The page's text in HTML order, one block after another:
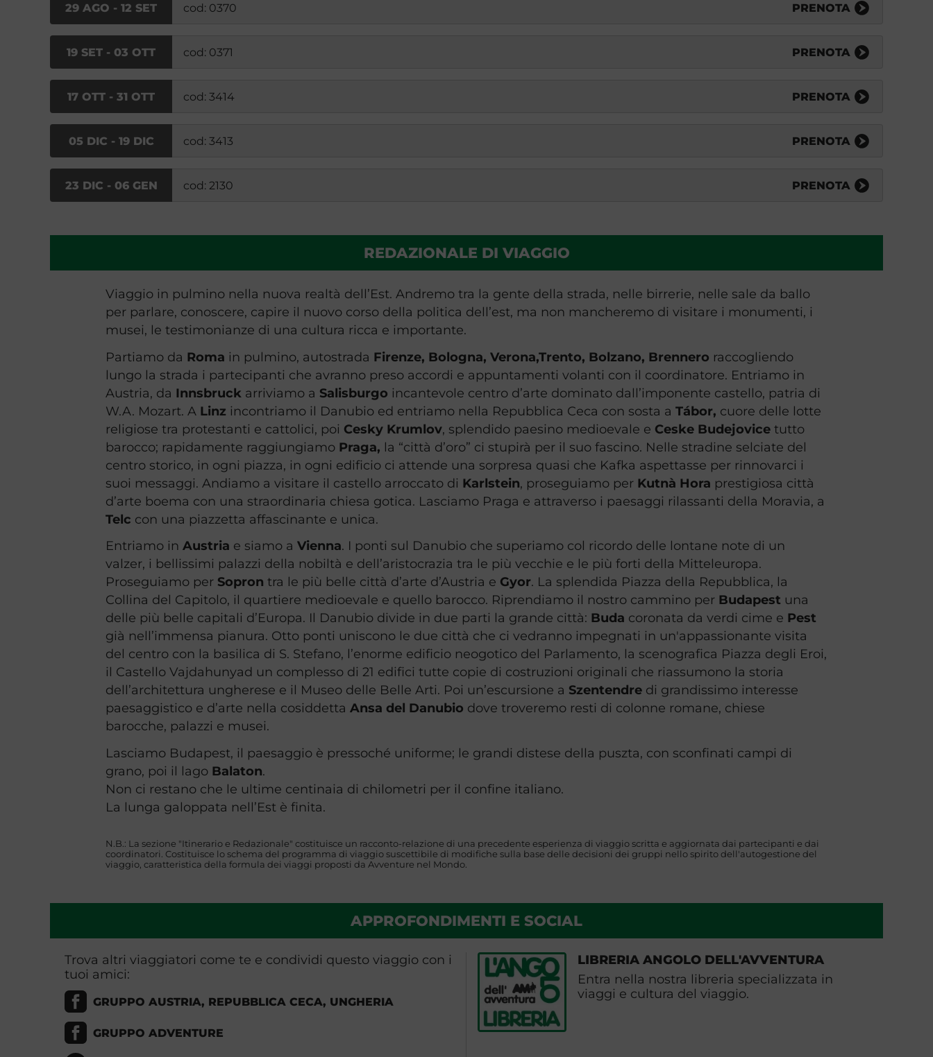
29 AGO - 12 SET cod: 0370 PRENOTA
19 SET - 03 OTT cod: 0371 PRENOTA
17 OTT - 31 OTT cod: 3414 PRENOTA
05 DIC - 19 DIC cod: 3413 PRENOTA
23 DIC - 06 GEN cod: 2130 PRENOTA
REDAZIONALE DI VIAGGIO
Viaggio in pulmino nella nuova realtà dell’Est. Andremo tra la gente della strada, nelle birrerie, nelle sale da ballo
per parlare, conoscere, capire il nuovo corso della politica dell’est, ma non mancheremo di visitare i monumenti, i
musei, le testimonianze di una cultura ricca e importante.
Partiamo da Roma in pulmino, autostrada Firenze, Bologna, Verona,Trento, Bolzano, Brennero raccogliendo
lungo la strada i partecipanti che avranno preso accordi e appuntamenti volanti con il coordinatore. Entriamo in
Austria, da Innsbruck arriviamo a Salisburgo incantevole centro d’arte dominato dall’imponente castello, patria di
W.A. Mozart. A Linz incontriamo il Danubio ed entriamo nella Repubblica Ceca con sosta a Tábor, cuore delle lotte
religiose tra protestanti e cattolici, poi Cesky Krumlov, splendido paesino medioevale e Ceske Budejovice tutto
barocco; rapidamente raggiungiamo Praga, la “città d’oro” ci stupirà per il suo fascino. Nelle stradine selciate del
centro storico, in ogni piazza, in ogni edificio ci attende una sorpresa quasi che Kafka aspettasse per rinnovarci i
suoi messaggi. Andiamo a visitare il castello arroccato di Karlstein, proseguiamo per Kutnà Hora prestigiosa città
d’arte boema con una straordinaria chiesa gotica. Lasciamo Praga e attraverso i paesaggi rilassanti della Moravia, a
Telc con una piazzetta affascinante e unica.
Entriamo in Austria e siamo a Vienna. I ponti sul Danubio che superiamo col ricordo delle lontane note di un
valzer, i bellissimi palazzi della nobiltà e dell’aristocrazia tra le più vecchie e le più forti della Mitteleuropa.
Proseguiamo per Sopron tra le più belle città d’arte d’Austria e Gyor. La splendida Piazza della Repubblica, la
Collina del Capitolo, il quartiere medioevale e quello barocco. Riprendiamo il nostro cammino per Budapest una
delle più belle capitali d’Europa. Il Danubio divide in due parti la grande città: Buda coronata da verdi cime e Pest
già nell’immensa pianura. Otto ponti uniscono le due città che ci vedranno impegnati in un'appassionante visita
del centro con la basilica di S. Stefano, l’enorme edificio neogotico del Parlamento, la scenografica Piazza degli Eroi,
il Castello Vajdahunyad un complesso di 21 edifici tutte copie di costruzioni originali che riassumono la storia
dell’architettura ungherese e il Museo delle Belle Arti. Poi un’escursione a Szentendre di grandissimo interesse
paesaggistico e d’arte nella cosiddetta Ansa del Danubio dove troveremo resti di colonne romane, chiese
barocche, palazzi e musei.
Lasciamo Budapest, il paesaggio è pressoché uniforme; le grandi distese della puszta, con sconfinati campi di
grano, poi il lago Balaton.
Non ci restano che le ultime centinaia di chilometri per il confine italiano.
La lunga galoppata nell’Est è finita.
N.B.: La sezione "Itinerario e Redazionale" costituisce un racconto-relazione di una precedente esperienza di viaggio scritta e aggiornata dai partecipanti e dai
coordinatori. Costituisce lo schema del programma di viaggio suscettibile di modifiche sulla base delle decisioni dei gruppi nello spirito dell'autogestione del
viaggio, caratteristica della formula dei viaggi proposti da Avventure nel Mondo.
APPROFONDIMENTI E SOCIAL
Trova altri viaggiatori come te e condividi questo viaggio con i
tuoi amici:
GRUPPO AUSTRIA, REPUBBLICA CECA, UNGHERIA
GRUPPO ADVENTURE
LIBRERIA ANGOLO DELL'AVVENTURA
Entra nella nostra libreria specializzata in
viaggi e cultura del viaggio.